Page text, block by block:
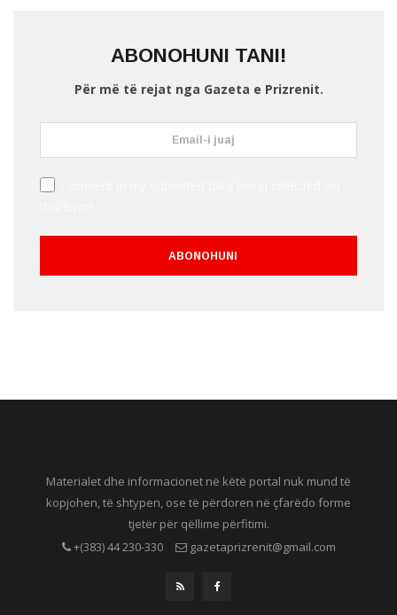
ABONOHUNI TANI!
Për më të rejat nga Gazeta e Prizrenit.
Materialet dhe informacionet në këtë portal nuk mund të
kopjohen, të shtypen, ose të përdoren në çfarëdo forme
tjetër për qëllime përfitimi.
+(383) 44 230-330
gazetaprizrenit@gmail.com